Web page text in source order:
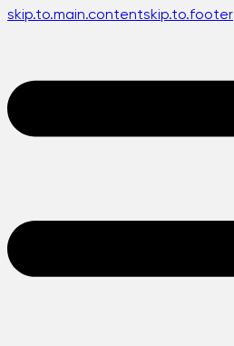
skip.to.main.contentskip.to.footer